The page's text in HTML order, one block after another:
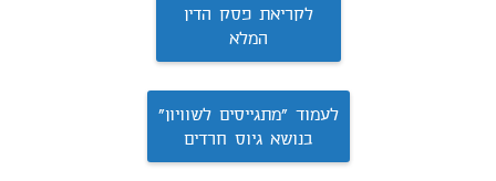
לקריאת פסק הדין
המלא
לעמוד "מתגייסים לשוויון"
בנושא גיוס חרדים